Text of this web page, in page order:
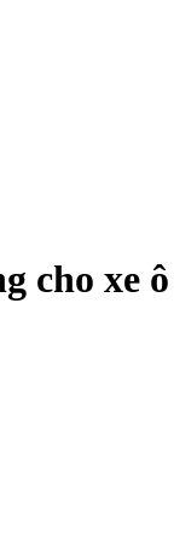
cho xe